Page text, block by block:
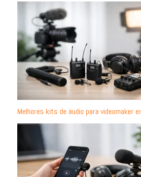
Melhores kits de áudio para videomaker